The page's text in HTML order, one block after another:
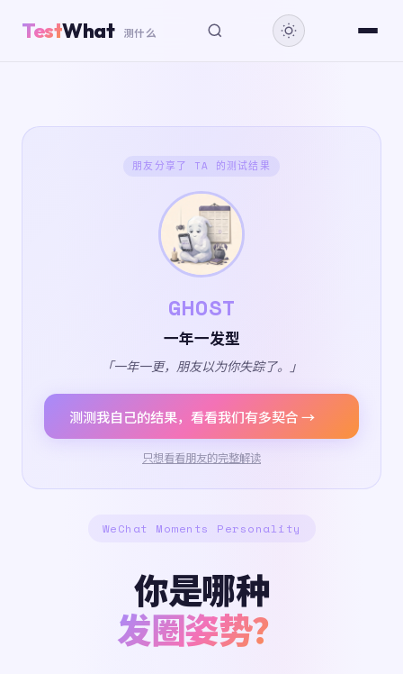
TestWhat 测什么
朋友分享了 TA 的测试结果
GHOST
一年一发型
「一年一更，朋友以为你失踪了。」
测测我自己的结果，看看我们有多契合 →
只想看看朋友的完整解读
WeChat Moments Personality
你是哪种
发圈姿势？